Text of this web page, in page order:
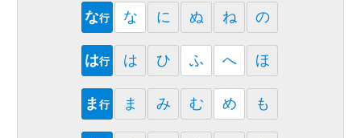
な行 な に ぬ ね の
は行 は ひ ふ へ ほ
ま 行 ま み む め も